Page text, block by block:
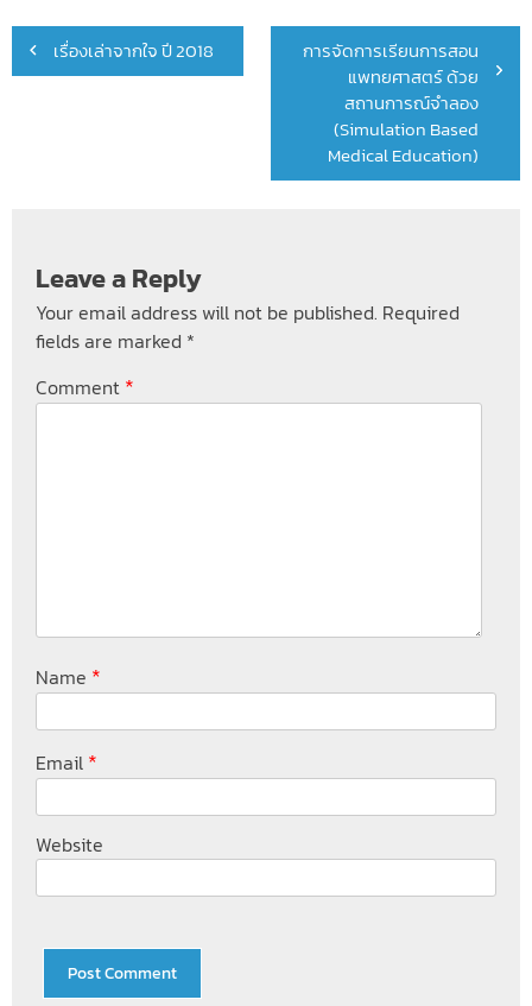
Post
navigation
เรื่องเล่าจากใจ ปี 2018
การจัดการเรียนการสอน
แพทยศาสตร์ ด้วย
สถานการณ์จำลอง
(Simulation Based
Medical Education)
Leave a Reply
Your email address will not be published. Required
fields are marked *
Comment *
Name *
Email *
Website